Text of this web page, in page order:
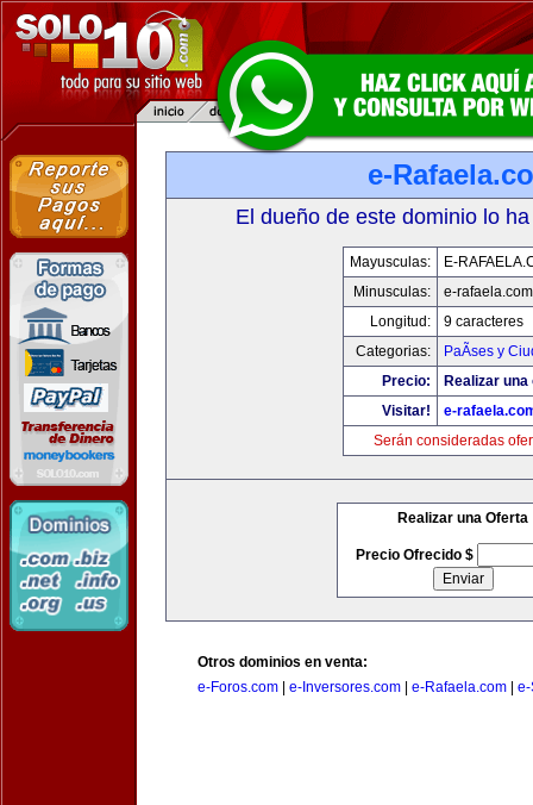
e-
El dueño de este dominio lo
Mayusculas:
E-
Minusculas:
e-rafaela.com
Longitud:
9 caracteres
Categorias:
PaÃ­ses y
Precio:
Realizar
Visitar!
e-
Serán consideradas
Realizar una Oferta
Precio Ofrecido $
Otros dominios en venta:
e-Foros.com
e-Inversores.com e-Rafaela.com e-